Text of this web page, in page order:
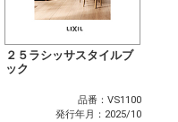
ア・引戸（5）
10）
２５ラシッサスタイルブ
ック
品番：VS1100
発行年月：2025/10